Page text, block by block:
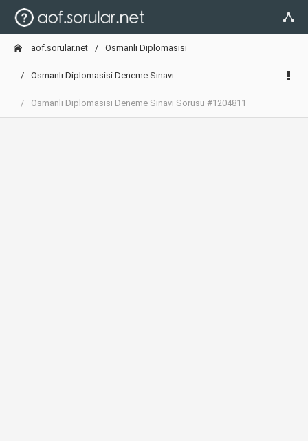
aof.sorular.net Osmanlı Diplomasisi
Osmanlı Diplomasisi Deneme Sınavı
Osmanlı Diplomasisi Deneme Sınavı Sorusu #1204811